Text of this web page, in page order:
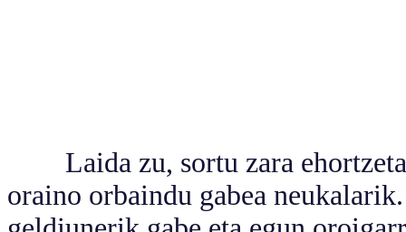
Laida zu, sortu zara ehortzeta
oraino orbaindu gabea